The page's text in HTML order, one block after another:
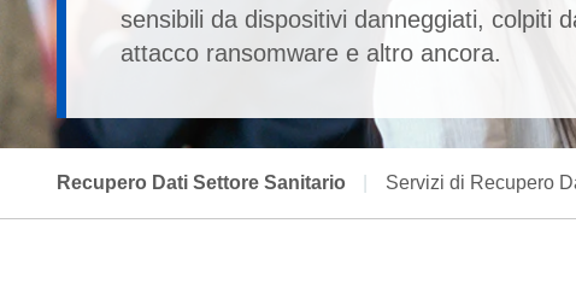
sensibili da dispositivi danneggiati, colpiti
attacco ransomware e altro ancora.
Recupero Dati Settore Sanitario Servizi di Recupero